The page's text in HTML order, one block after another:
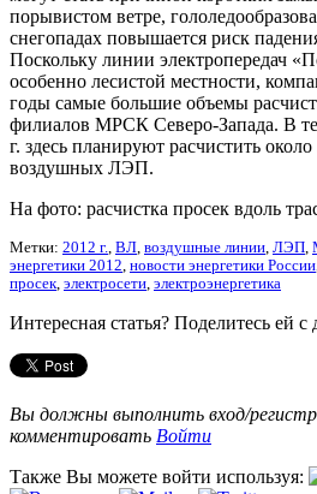
порывистом ветре,
снегопадах повышается риск
Поскольку линии электропередач
особенно лесистой местности,
годы самые большие объемы
филиалов МРСК Северо-Запада. В
г. здесь планируют расчистить около
воздушных ЛЭП.
На фото: расчистка просек вдоль
Метки: 2012 г., ВЛ, воздушные линии, ЛЭП,
энергетики 2012, новости энергетики России
просек, электросети, электроэнергетика
Интересная статья? Поделитесь ей с
Вы должны выполнить вход/
комментировать Войти
Также Вы можете войти используя: